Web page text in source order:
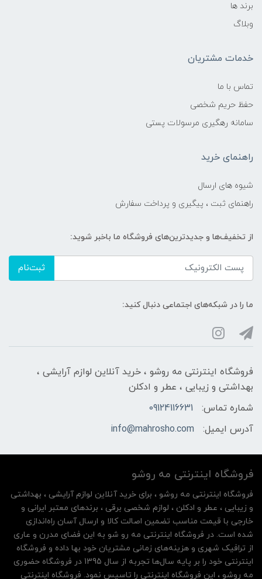
برند ها
وبلاگ
خدمات مشتریان
تماس با ما
حفظ حریم شخصی
سامانه رهگیری مرسولات پستی
راهنمای خرید
شیوه های ارسال
راهنمای ثبت ، پیگیری و پرداخت سفارش
از تخفیف‌ها و جدیدترین‌های فروشگاه ما باخبر شوید:
ثبت‌نام
ما را در شبکه‌های اجتماعی دنبال کنید:
فروشگاه اینترنتی مه‌ رو‌شو ، خرید آنلاین لوازم آرایشی ،
بهداشتی و زیبایی ، عطر و ادکلن
شماره تماس:
09124116631
آدرس ایمیل:
info@mahrosho.com
فروشگاه اینترنتی مه‌ رو‌شو
فروشگاه اینترنتی مه‌ رو‌شو ، برای خرید آنلاین لوازم آرایشی ، بهداشتی
و زیبایی ، عطر و ادکلن ، لوازم شخصی برقی ، برندهای معتبر ایرانی و
خارجی با قیمت مناسب تضمین اصالت کالا و ارسال آسان راه‌اندازی
شده است. در فروشگاه اینترنتی مه رو شو به این فضای مدرن و عاری
از ترافیک شهری و هزینه‌های زمانی مشتریان خود بها داده و فروشگاه
اینترنتی خود را بر پایه سال‌ها تجربه از سال 1395 در فروشگاه حضوری
مه روشو ، این فروشگاه اینترنتی را تاسیس نمود. فروشگاه اینترنتی